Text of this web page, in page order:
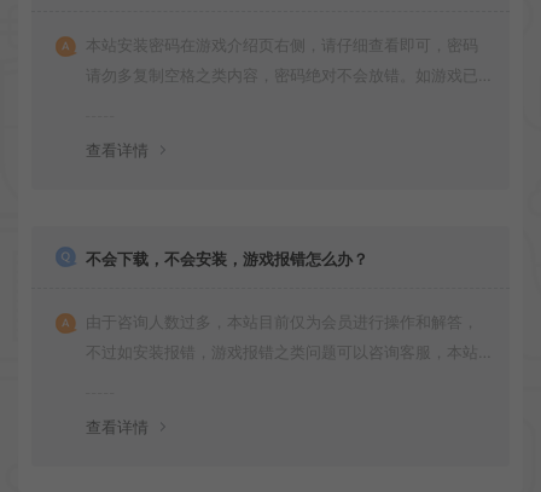
本站安装密码在游戏介绍页右侧，请仔细查看即可，密码
请勿多复制空格之类内容，密码绝对不会放错。如游戏已
查看详情
不会下载，不会安装，游戏报错怎么办？
由于咨询人数过多，本站目前仅为会员进行操作和解答，
不过如安装报错，游戏报错之类问题可以咨询客服，本站
查看详情